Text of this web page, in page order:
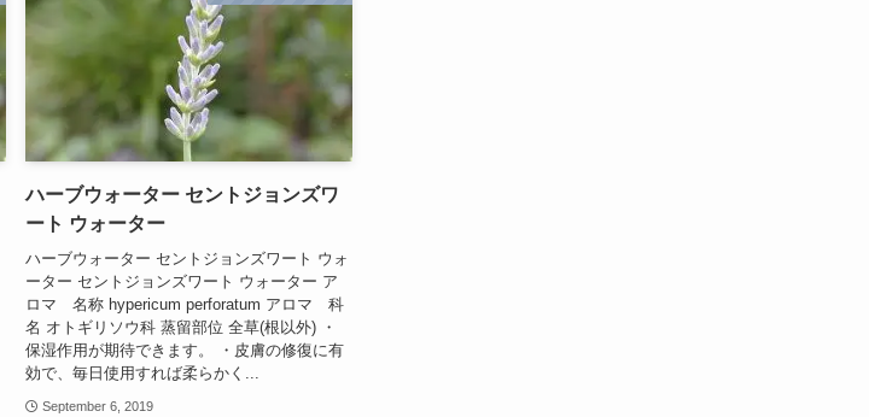
ハーブウォーター セントジョンズワ
ート ウォーター
ハーブウォーター セントジョンズワート ウォ
ーター セントジョンズワート ウォーター ア
ロマ 名称 hypericum perforatum アロマ 科
名 オトギリソウ科 蒸留部位 全草(根以外) ・
保湿作用が期待できます。 ・皮膚の修復に有
効で、毎日使用すれば柔らかく...
September 6, 2019